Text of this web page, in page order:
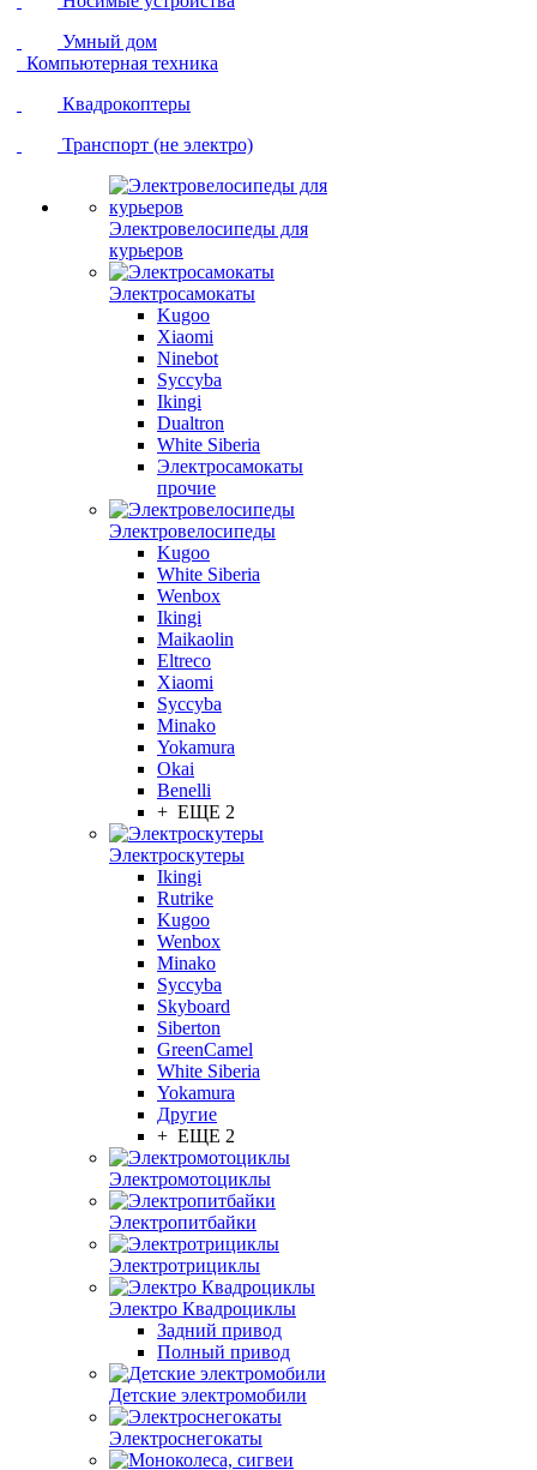
Умный дом
Компьютерная техника
Квадрокоптеры
Транспорт (не электро)
Электровелосипеды для
курьеров
Электросамокаты
Kugoo
Xiaomi
Ninebot
Syccyba
Ikingi
Dualtron
White Siberia
Электросамокаты
прочие
Электровелосипеды
Kugoo
White Siberia
Wenbox
Ikingi
Maikaolin
Eltreco
Xiaomi
Syccyba
Minako
Yokamura
Okai
Benelli
+ ЕЩЕ 2
Электроскутеры
Ikingi
Rutrike
Kugoo
Wenbox
Minako
Syccyba
Skyboard
Siberton
GreenCamel
White Siberia
Yokamura
Другие
+ ЕЩЕ 2
Электромотоциклы
Электропитбайки
Электротрициклы
Электро Квадроциклы
Задний привод
Полный привод
Детские электромобили
Электроснегокаты